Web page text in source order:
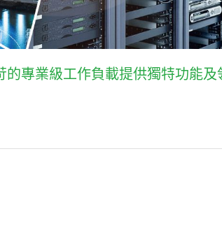
專業級工作負載提供獨特功能及